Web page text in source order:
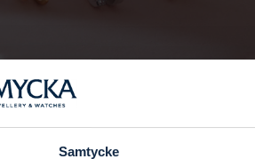
Samtycke